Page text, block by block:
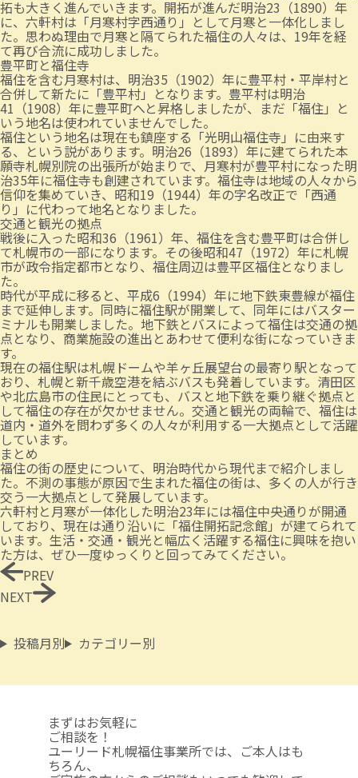
拓も大きく進んでいきます。開拓が進んだ明治23（1890）年
に、六軒村は「月寒村字西通り」として月寒と一体化しまし
た。思わぬ理由で月寒と隔てられた福住の人々は、19年を経
て再び合流に成功しました。
豊平町と福住寺
福住を含む月寒村は、明治35（1902）年に豊平村・平岸村と
合併して新たに「豊平村」となります。豊平村は明治
41（1908）年に豊平町へと昇格しましたが、まだ「福住」と
いう地名は使われていませんでした。
福住という地名は現在も鎮座する「光明山福住寺」に由来す
る、という説があります。明治26（1893）年に建てられた本
願寺札幌別院の出張所が始まりで、月寒村が豊平村になった明
治35年に福住寺も創建されています。福住寺は地域の人々から
信仰を集めていき、昭和19（1944）年の字名改正で「西通
り」に代わって地名となりました。
交通と観光の拠点
戦後に入った昭和36（1961）年、福住を含む豊平町は合併し
て札幌市の一部になります。その後昭和47（1972）年に札幌
市が政令指定都市となり、福住周辺は豊平区福住となりまし
た。
時代が平成に移ると、平成6（1994）年に地下鉄東豊線が福住
まで延伸します。同時に福住駅が開業して、同年にはバスター
ミナルも開業しました。地下鉄とバスによって福住は交通の拠
点となり、商業施設の進出とあわせて便利な街になっていきま
す。
現在の福住駅は札幌ドームや羊ヶ丘展望台の最寄り駅となって
おり、札幌と新千歳空港を結ぶバスも発着しています。清田区
や北広島市の住民にとっても、バスと地下鉄を乗り継ぐ拠点と
して福住の存在が欠かせません。交通と観光の両輪で、福住は
道内・道外を問わず多くの人々が利用する一大拠点として活躍
しています。
まとめ
福住の街の歴史について、明治時代から現代まで紹介しまし
た。不測の事態が原因で生まれた福住の街は、多くの人が行き
交う一大拠点として発展しています。
六軒村と月寒が一体化した明治23年には福住中央通りが開通
しており、現在は通り沿いに「福住開拓記念館」が建てられて
います。生活・交通・観光と幅広く活躍する福住に興味を抱い
た方は、ぜひ一度ゆっくりと回ってみてください。
PREV
NEXT
投稿月別 カテゴリー別
まずはお気軽に
ご相談を！
ユーリード札幌福住事業所では、ご本人はも
ちろん、